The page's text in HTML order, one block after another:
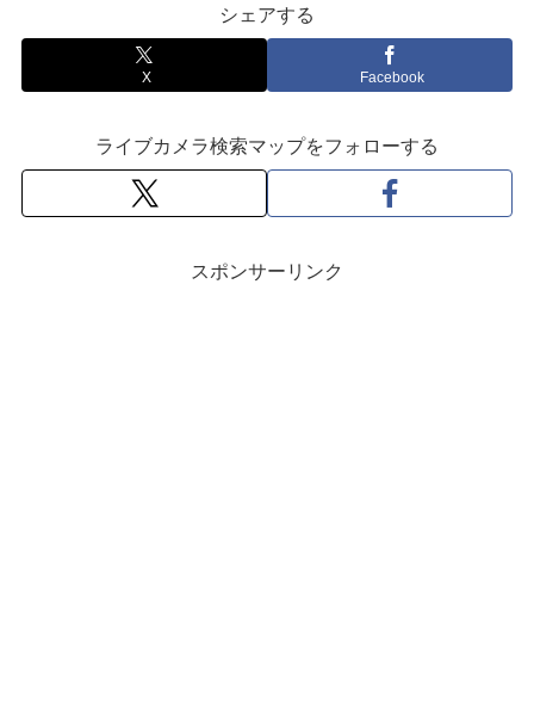
シェアする
X Facebook
ライブカメラ検索マップをフォローする
スポンサーリンク